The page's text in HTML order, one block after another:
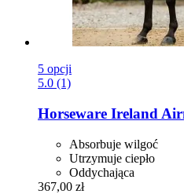
5 opcji
5.0 (1)
Horseware Ireland
Absorbuje wilgoć
Utrzymuje ciepło
Oddychająca
367,00 zł